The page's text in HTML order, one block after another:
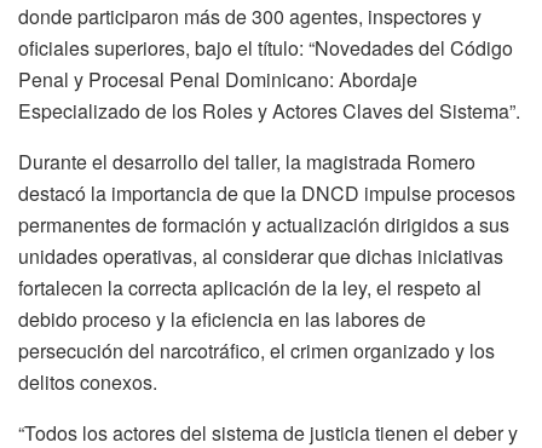
donde participaron más de 300 agentes, inspectores y
oficiales superiores, bajo el título: “Novedades del Código
Penal y Procesal Penal Dominicano: Abordaje
Especializado de los Roles y Actores Claves del Sistema”.
Durante el desarrollo del taller, la magistrada Romero
destacó la importancia de que la DNCD impulse procesos
permanentes de formación y actualización dirigidos a sus
unidades operativas, al considerar que dichas iniciativas
fortalecen la correcta aplicación de la ley, el respeto al
debido proceso y la eficiencia en las labores de
persecución del narcotráfico, el crimen organizado y los
delitos conexos.
“Todos los actores del sistema de justicia tienen el deber y